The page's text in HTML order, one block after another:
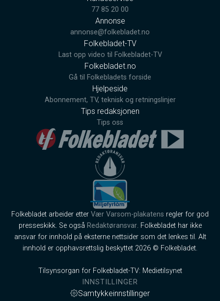
77 85 20 00
Annonse
annonse@folkebladet.no
Folkebladet-TV
Last opp video til Folkebladet-TV
Folkebladet.no
Gå til Folkebladets forside
Hjelpeside
Abonnement, TV, teknisk og retningslinjer
Tips redaksjonen
Tips oss
Folkebladet arbeider etter Vær Varsom-plakatens regler for god
presseskikk. Se også Redaktøransvar. Folkebladet har ikke
ansvar for innhold på eksterne nettsider som det lenkes til. Alt
innhold er opphavsrettslig beskyttet 2026 © Folkebladet.
Tilsynsorgan for Folkebladet-TV: Medietilsynet
INNSTILLINGER
Samtykkeinnstillinger